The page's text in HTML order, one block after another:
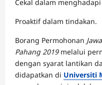
Cekal dalam
Proaktif dalam tindakan.
Borang Permohonan
Pahang 2019melalui
dengan syarat lantikan
didapatkan di Universiti